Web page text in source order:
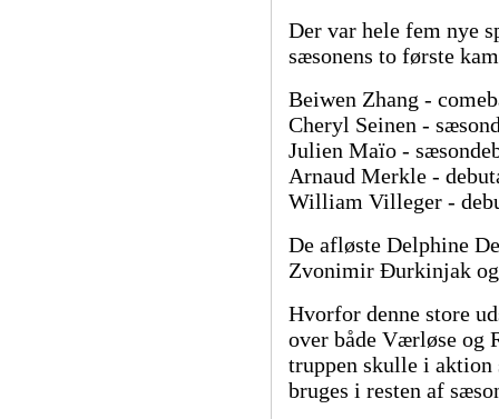
Der var hele fem nye
sæsonens to første
Beiwen Zhang -
Cheryl Seinen -
Julien Maïo -
Arnaud Merkle -
William Villeger -
De afløste Delphine
Zvonimir Đurkinjak
Hvorfor denne store
over både Værløse og
truppen skulle i aktion
bruges i resten af